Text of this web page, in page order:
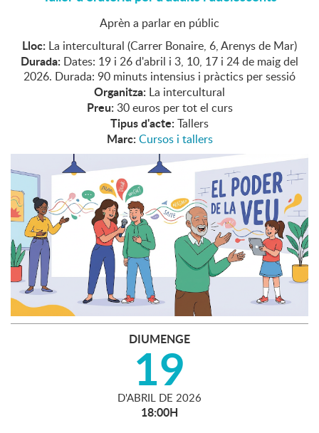
Aprèn a parlar en públic
Lloc: La intercultural (Carrer Bonaire, 6, Arenys de Mar)
Durada: Dates: 19 i 26 d'abril i 3, 10, 17 i 24 de maig del
2026. Durada: 90 minuts intensius i pràctics per sessió
Organitza: La intercultural
Preu: 30 euros per tot el curs
Tipus d'acte: Tallers
Marc: Cursos i tallers
DIUMENGE
19
D'ABRIL DE 2026
18:00H